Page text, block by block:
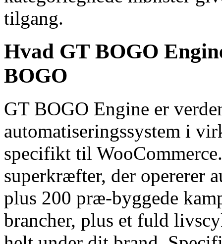
tilgang.
Hvad GT BOGO
BOGO
GT BOGO Engine er
automatiseringssystem i
specifikt til
superkræfter, der opererer
plus 200 præ-byggede
brancher, plus et fuld